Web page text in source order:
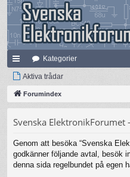
na
bb
ar
Kategorier
Aktiva trådar
Forumindex
Svenska
Genom att besöka “Svenska
godkänner följande avtal, besök
denna sida regelbundet på egen